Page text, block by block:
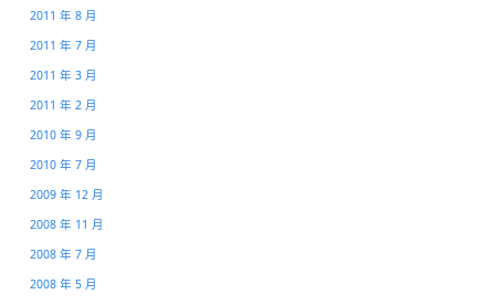
2011 年 8 月
2011 年 7 月
2011 年 3 月
2011 年 2 月
2010 年 9 月
2010 年 7 月
2009 年 12 月
2008 年 11 月
2008 年 7 月
2008 年 5 月